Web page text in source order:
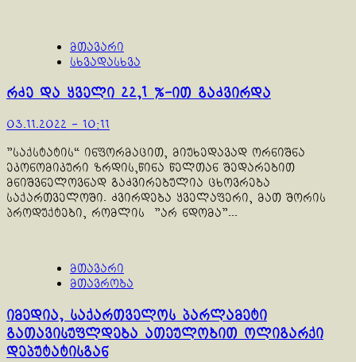
მთავარი
სხვადასხვა
რძე და ყველი 22,1 %-ით გაძვირდა
03.11.2022 - 10:11
"საქსტატის“ ინფორმაცით, მიუხედავად ორნიშნა
ეკონომიკური ზრდის,წინა წელთან შედარებით
მნიშვნელოვნად გაძვირებულია ცხოვრება
საქართველოში. ძვირდება ყველაფერი, მათ შორის
პროდუქტები, რომლის "არ ნდომა"...
მთავარი
მთავრობა
იმედია, საქართველოს პარლამეტი
გათავისუფლდება ათეულობით ოლიგარქი
დეპუტატისგან